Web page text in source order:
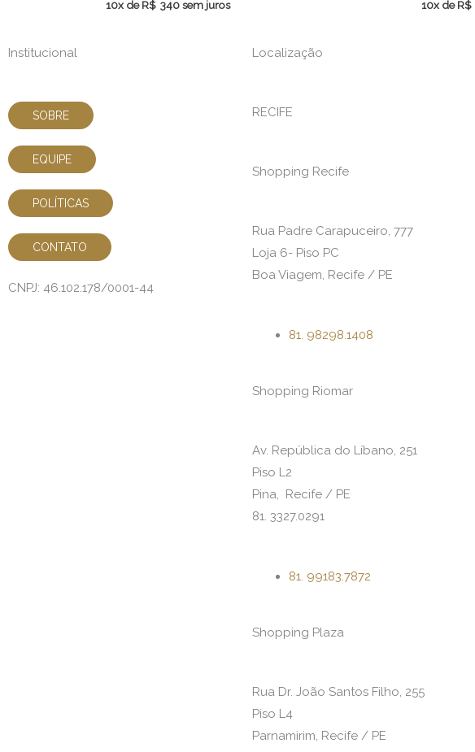
10x deR$ 340sem juros
10x deR$
Institucional
SOBRE
EQUIPE
POLÍTICAS
CONTATO
CNPJ: 46.102.178/0001-44
Localização
RECIFE
Shopping Recife
Rua Padre Carapuceiro, 777
Loja 6- Piso PC
Boa Viagem, Recife / PE
81. 98298.1408
Shopping Riomar
Av. República do Líbano, 251
Piso L2
Pina, Recife / PE
81. 3327.0291
81. 99183.7872
Shopping Plaza
Rua Dr. João Santos Filho, 255
Piso L4
Parnamirim, Recife / PE